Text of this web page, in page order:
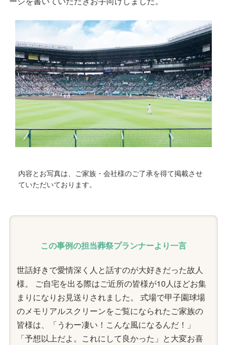
内容とお写真は、ご家族・会社様のご了承を得て掲載させ
ていただいております。
この事例の担当葬祭プランナーより一言
世話好きで愛情深く人と話すのが大好きだった故人
様。 ご自宅を出る際はご近所の皆様が10人ほどお集
まりになりお見送りされました。 式場で甲子園球場
のメモリアルスクリーンをご覧になられたご家族の
皆様は、「うわー凄い！こんな風になるんだ！」
「予想以上だよ。これにして良かった」と大変お喜